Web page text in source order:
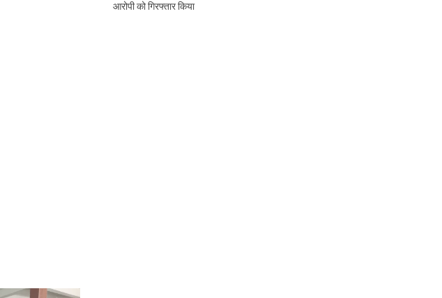
आरोपी को गिरफ्तार किया